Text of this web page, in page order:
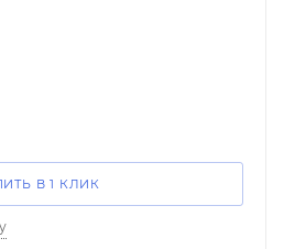
В 1 КЛИК